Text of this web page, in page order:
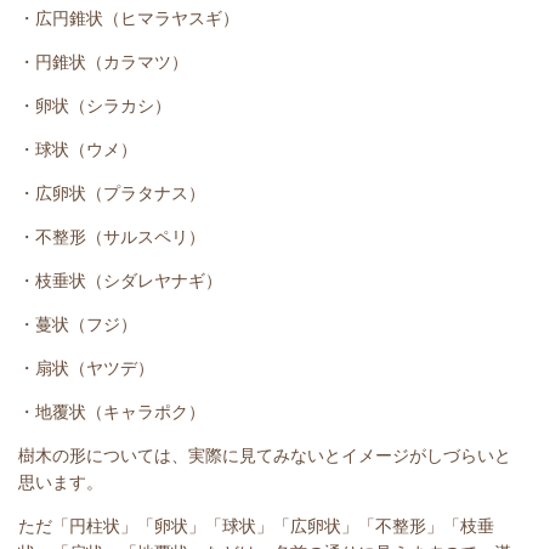
・広円錐状（ヒマラヤスギ）
・円錐状（カラマツ）
・卵状（シラカシ）
・球状（ウメ）
・広卵状（プラタナス）
・不整形（サルスペリ）
・枝垂状（シダレヤナギ）
・蔓状（フジ）
・扇状（ヤツデ）
・地覆状（キャラポク）
樹木の形については、実際に見てみないとイメージがしづらいと
思います。
ただ「円柱状」「卵状」「球状」「広卵状」「不整形」「枝垂